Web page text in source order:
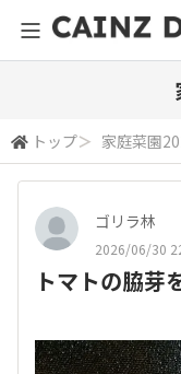
トップ＞ 家庭菜園
ゴリラ林
2026/06/30
トマトの脇芽